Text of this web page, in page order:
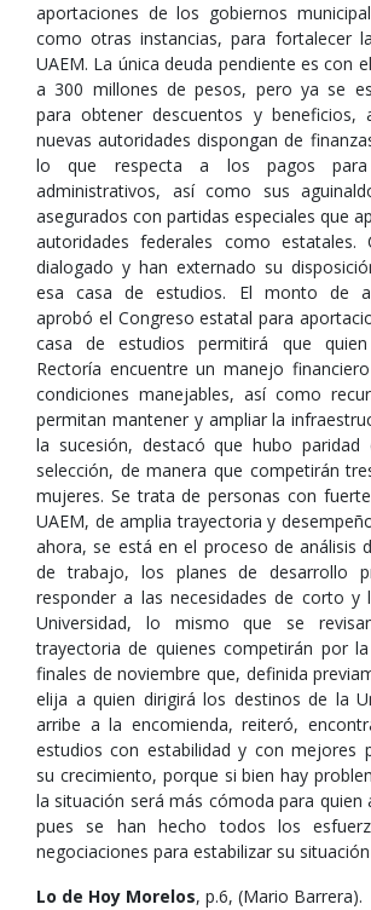
aportaciones de los gobiernos
como otras instancias, para fortalecer
UAEM. La única deuda pendiente es con
a 300 millones de pesos, pero ya se
para obtener descuentos y
nuevas autoridades dispongan de
lo que respecta a los pagos para
administrativos, así como sus
asegurados con partidas especiales que
autoridades federales como
dialogado y han externado su
esa casa de estudios. El monto de
aprobó el Congreso estatal para
casa de estudios permitirá que
Rectoría encuentre un manejo
condiciones manejables, así como
permitan mantener y ampliar la
la sucesión, destacó que hubo
selección, de manera que competirán
mujeres. Se trata de personas con
UAEM, de amplia trayectoria y
ahora, se está en el proceso de análisis
de trabajo, los planes de desarrollo
responder a las necesidades de corto y
Universidad, lo mismo que se
trayectoria de quienes competirán por
finales de noviembre que, definida
elija a quien dirigirá los destinos de la
arribe a la encomienda, reiteró,
estudios con estabilidad y con mejores
su crecimiento, porque si bien hay
la situación será más cómoda para quien
pues se han hecho todos los
negociaciones para estabilizar su
Lo de Hoy Morelos, p.6, (Mario Barrera).